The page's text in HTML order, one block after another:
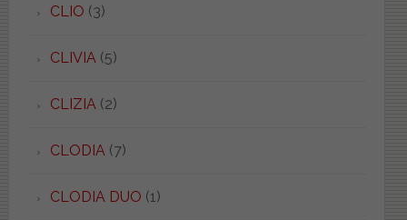
CLIO (3)
CLIVIA(5)
CLIZIA(2)
CLODIA(7)
CLODIA DUO (1)